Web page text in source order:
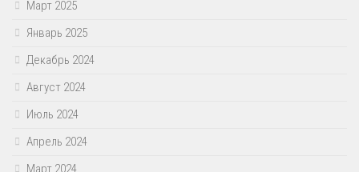
Март 2025
Январь 2025
Декабрь 2024
Август 2024
Июль 2024
Апрель 2024
Март 2024